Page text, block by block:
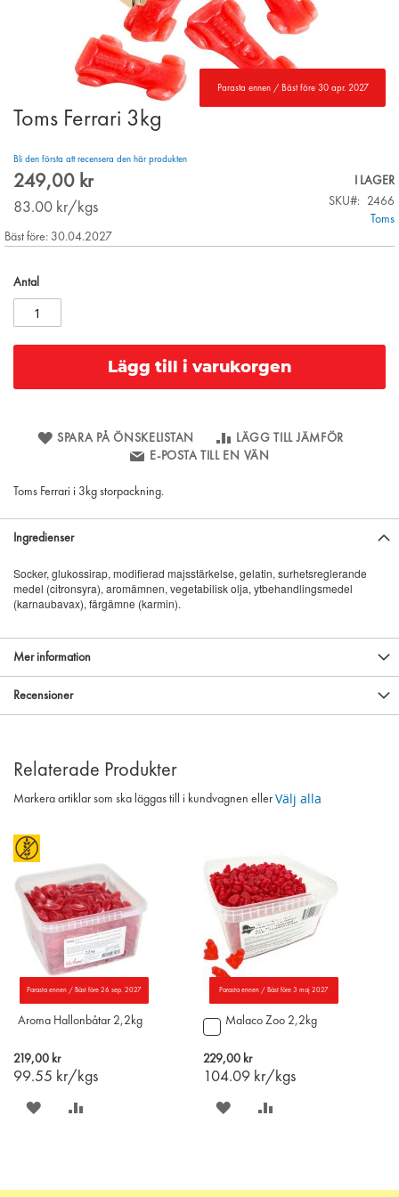
Parasta ennen / Bäst före 30 apr. 2027
Skip
of
the
gallery
Toms Ferrari 3kg
Bli den första att recensera den här produkten
249,00 kr
83.00 kr/kgs
I LAGER
SKU
2466
Toms
Bäst före: 30.04.2027
Antal
Lägg till i varukorgen
SPARA PÅ ÖNSKELISTAN
LÄGG TILL JÄMFÖR
E-POSTA TILL EN VÄN
Toms Ferrari i 3kg storpackning.
Ingredienser
Socker, glukossirap, modifierad majsstärkelse, gelatin, surhetsreglerande
medel (citronsyra), aromämnen, vegetabilisk olja, ytbehandlingsmedel
(karnaubavax), färgämne (karmin).
Mer information
Recensioner
Relaterade Produkter
Markera artiklar som ska läggas till i kundvagnen eller Välj alla
Parasta ennen / Bäst före 26 sep. 2027
Aroma Hallonbåtar 2,2kg
219,00 kr
99.55 kr/kgs
SPARA
Parasta ennen / Bäst före 3 maj 2027
Malaco Zoo 2,2kg
229,00 kr
104.09 kr/kgs
Lägg
i
varukorgen
SPARA